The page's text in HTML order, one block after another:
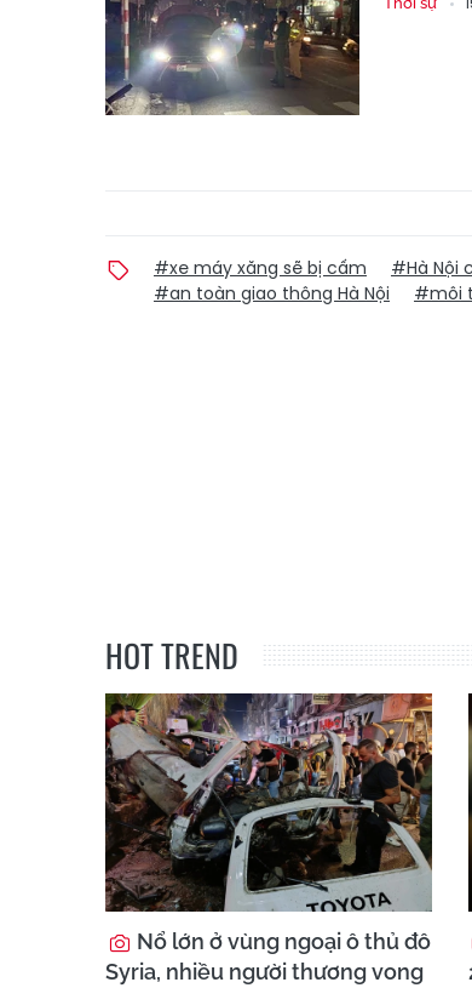
#xe máy xăng sẽ bị cấm #Hà Nội
#an toàn giao thông Hà Nội
#môi
HOT TREND
Nổ lớn ở vùng ngoại ô thủ đô
Syria, nhiều người thương vong